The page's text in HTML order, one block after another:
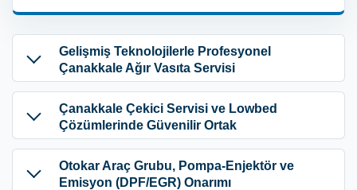
Gelişmiş Teknolojilerle Profesyonel
Çanakkale Ağır Vasıta Servisi
Çanakkale Çekici Servisi ve Lowbed
Çözümlerinde Güvenilir Ortak
Otokar Araç Grubu, Pompa-Enjektör ve
Emisyon (DPF/EGR) Onarımı